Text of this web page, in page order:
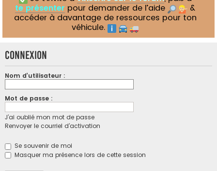
te présenter pour demander de l’aide
&
accéder à davantage de ressources pour ton
véhicule.
Connexion
Nom d’utilisateur :
Mot de passe :
J’ai oublié mon mot de passe
Renvoyer le courriel d’activation
Se souvenir de moi
Masquer ma présence lors de cette session